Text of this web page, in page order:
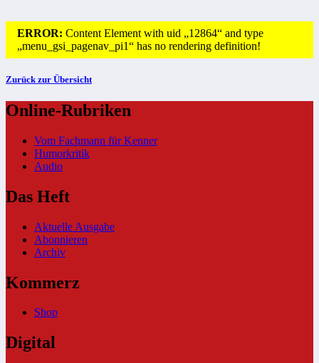
ERROR: Content Element with uid „12864“ and type
„menu_gsi_pagenav_pi1“ has no rendering definition!
Zurück zur Übersicht
Online-Rubriken
Vom Fachmann für Kenner
Humorkritik
Audio
Das Heft
Aktuelle Ausgabe
Abonnieren
Archiv
Kommerz
Shop
Digital